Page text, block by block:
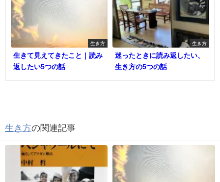
生き方
生きて見えてきたこと｜読み
返したい5つの話
生き方
迷ったときに読み返したい、
生き方の5つの話
生き方の関連記事